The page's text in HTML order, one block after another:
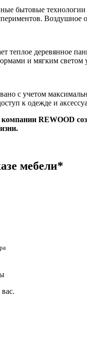
бытовые
Воздушное
теплое деревянное
и мягким светом
с учетом
к одежде и
REWOOD
мебели*